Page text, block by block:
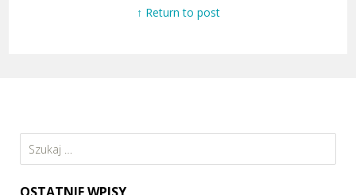
↑ Return to post
Szukaj: